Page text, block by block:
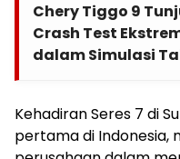
Chery Tiggo 9
Crash Test
dalam Simulasi
Kehadiran Seres 7 di
pertama di Indonesia,